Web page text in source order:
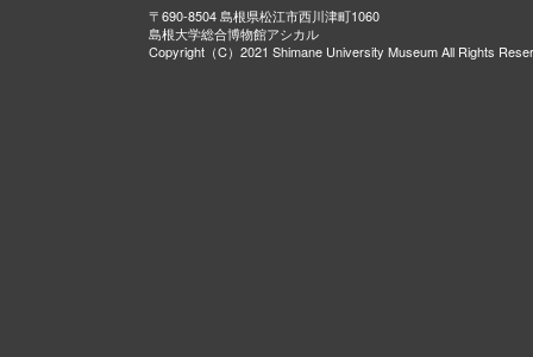
〒690-8504 島根県松江市西川津町1060
島根大学総合博物館アシカル
Copyright（C）2021 Shimane University Museum All Rights